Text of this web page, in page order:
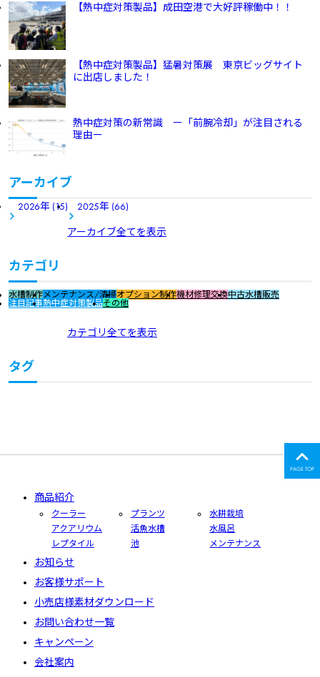
【熱中症対策製品】成田空港で大好評稼働中！！
【熱中症対策製品】猛暑対策展 東京ビッグサイト
に出店しました！
熱中症対策の新常識 ー「前腕冷却」が注目される
理由ー
アーカイブ
2026年 (15) 2025年 (66)
アーカイブ全てを表示
カテゴリ
水槽制作メンテナンス/清掃オプション制作機材修理交換中古水槽販売
注目記事熱中症対策製品その他
カテゴリ全てを表示
タグ
PAGE TOP
商品紹介
クーラー
アクアリウム
レプタイル
プランツ
活魚水槽
池
水耕栽培
水風呂
メンテナンス
お知らせ
お客様サポート
小売店様素材ダウンロード
お問い合わせ一覧
キャンペーン
会社案内